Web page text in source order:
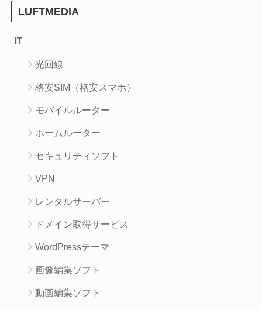
LUFTMEDIA
IT
光回線
格安SIM（格安スマホ）
モバイルルーター
ホームルーター
セキュリティソフト
VPN
レンタルサーバー
ドメイン取得サービス
WordPressテーマ
画像編集ソフト
動画編集ソフト